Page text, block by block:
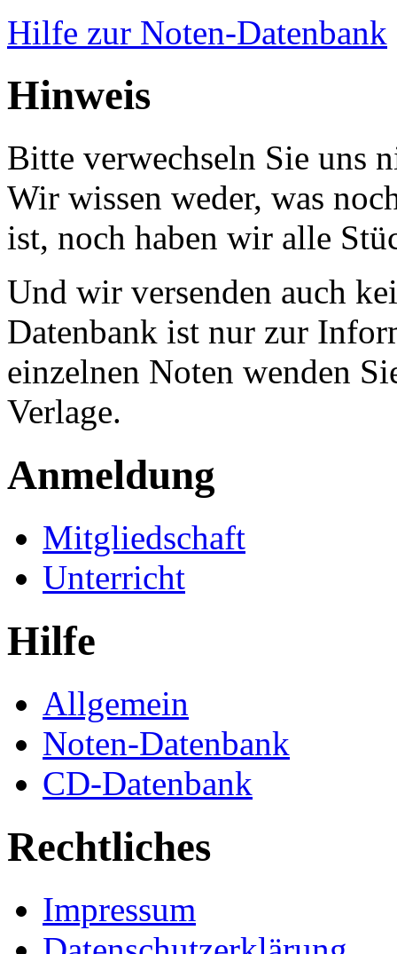
Hilfe zur Noten-Datenbank
Hinweis
Bitte verwechseln Sie uns
Wir wissen weder, was
ist, noch haben wir alle
Und wir versenden auch
Datenbank ist nur zur
einzelnen Noten wenden
Verlage.
Anmeldung
Mitgliedschaft
Unterricht
Hilfe
Allgemein
Noten-Datenbank
CD-Datenbank
Rechtliches
Impressum